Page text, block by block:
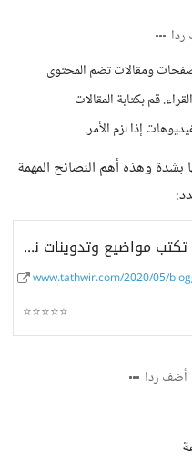
ومقالات تضم المحتوى
قم بكتابة المقالات
إذا لزم الأمر.
وهذه أهم النصائح المهمة
كيف تكتب مواضيع وتدوينات ناجحة على الانترنت
www.tathwir.com/2020/05/
⭐⭐⭐⭐⭐
أضف ردا